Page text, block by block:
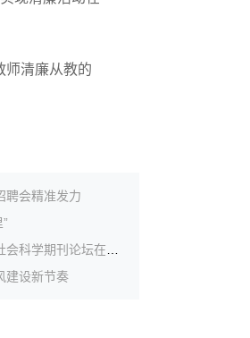
清廉从教的
聘会精准发力
建设新节奏